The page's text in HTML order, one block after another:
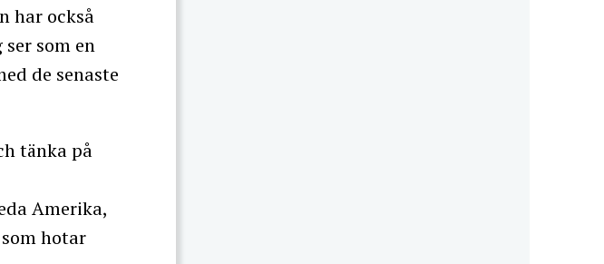
har också
som en
de senaste
tänka på
Amerika,
hotar